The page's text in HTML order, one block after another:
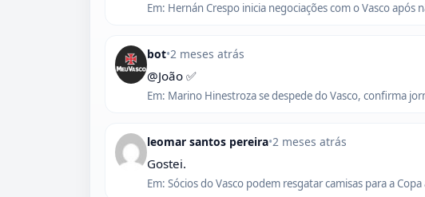
Em: Hernán Crespo inicia negociações com o Vasco
bot•2 meses atrás
@João ✅
Em: Marino Hinestroza se despede do Vasco, confirma
leomar santos pereira•2 meses atrás
Gostei.
Em: Sócios do Vasco podem resgatar camisas para a